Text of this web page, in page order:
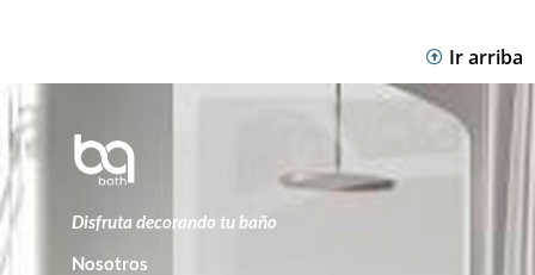
Ir arriba
Disfruta decorando tu baño
Nosotros